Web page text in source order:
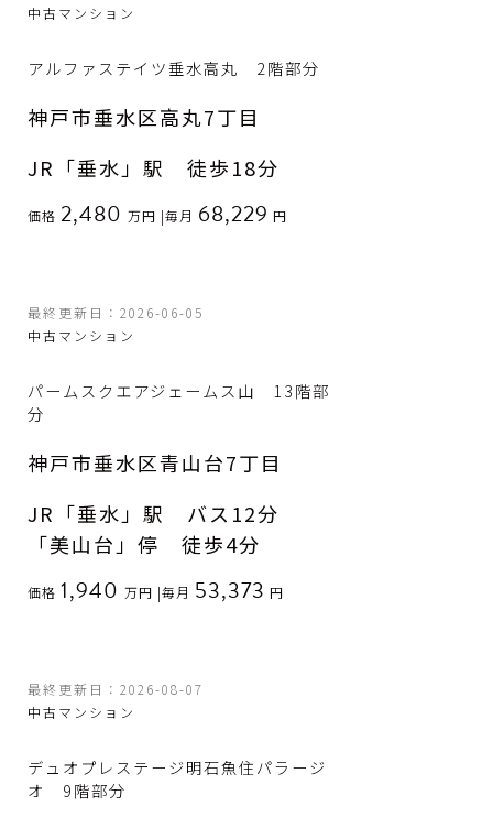
中古マンション
アルファステイツ垂水高丸 2階部分
神戸市垂水区高丸7丁目
JR「垂水」駅 徒歩18分
価格 2,480 万円 |毎月 68,229 円
最終更新日：2026-06-05
中古マンション
パームスクエアジェームス山 13階部
分
神戸市垂水区青山台7丁目
JR「垂水」駅 バス12分
「美山台」停 徒歩4分
価格 1,940 万円 |毎月 53,373 円
最終更新日：2026-08-07
中古マンション
デュオプレステージ明石魚住パラージ
オ 9階部分